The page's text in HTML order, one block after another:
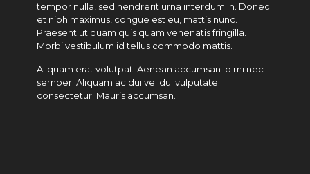
tempor nulla, sed hendrerit urna interdum in. Donec
et nibh maximus, congue est eu, mattis nunc.
Praesent ut quam quis quam venenatis fringilla.
Morbi vestibulum id tellus commodo mattis.
Aliquam erat volutpat. Aenean accumsan id mi nec
semper. Aliquam ac dui vel dui vulputate
consectetur. Mauris accumsan.